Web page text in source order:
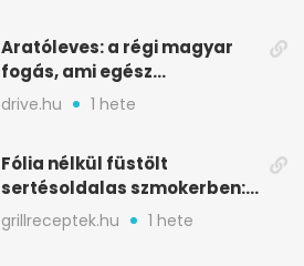
Aratóleves: a régi magyar
fogás, ami egész
csapatokat jóllakatott
drive.hu 1 hete
Fólia nélkül füstölt
sertésoldalas szmokerben:
ropogós bark, 6 óra
grillreceptek.hu 1 hete